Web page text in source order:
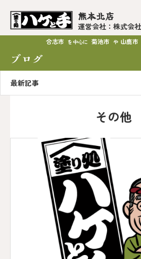
熊本北店
運営会社：株式会
合志市 を中心に 菊池市 や 山鹿市
ブログ
最新記事
その他